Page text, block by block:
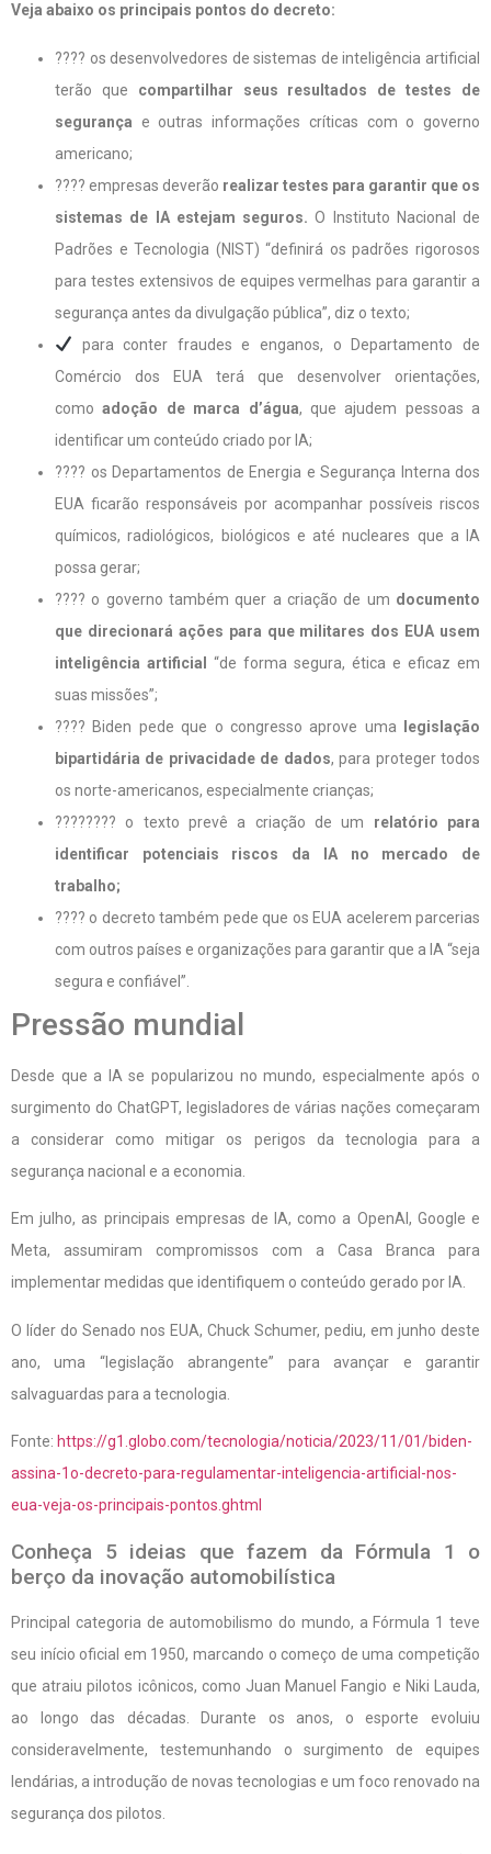
Veja abaixo os principais pontos do decreto:
???? os desenvolvedores de sistemas de inteligência artificial
terão que compartilhar seus resultados de testes de
segurança e outras informações críticas com o governo
americano;
???? empresas deverão realizar testes para garantir que os
sistemas de IA estejam seguros.O Instituto Nacional de
Padrões e Tecnologia (NIST) “definirá os padrões rigorosos
para testes extensivos de equipes vermelhas para garantir a
segurança antes da divulgação pública”, diz o texto;
para conter fraudes e enganos, o Departamento de
Comércio dos EUA terá que desenvolver orientações,
como adoção de marca d’água, que ajudem pessoas a
identificar um conteúdo criado por IA;
???? os Departamentos de Energia e Segurança Interna dos
EUA ficarão responsáveis por acompanhar possíveis riscos
químicos, radiológicos, biológicos e até nucleares que a IA
possa gerar;
???? o governo também quer a criação de um documento
que direcionará ações para que militares dos EUA usem
inteligência artificial
“de forma segura, ética e eficaz em
suas missões”;
???? Biden pede que o congresso aprove uma
legislação
bipartidária de privacidade de dados, para proteger todos
os norte-americanos, especialmente crianças;
????‍???? o texto prevê a criação de um relatório para
identificar potenciais riscos da IA no mercado de
trabalho;
???? o decreto também pede que os EUA acelerem parcerias
com outros países e organizações para garantir que a IA “seja
segura e confiável”.
Pressão mundial
Desde que a IA se popularizou no mundo, especialmente após o
surgimento do ChatGPT, legisladores de várias nações começaram
a considerar como mitigar os perigos da tecnologia para a
segurança nacional e a economia.
Em julho, as principais empresas de IA, como a OpenAI, Google e
Meta, assumiram compromissos com a Casa Branca para
implementar medidas que identifiquem o conteúdo gerado por IA.
O líder do Senado nos EUA, Chuck Schumer, pediu, em junho deste
ano, uma “legislação abrangente” para avançar e garantir
salvaguardas para a tecnologia.
Fonte: https://g1.globo.com/tecnologia/noticia/2023/11/01/biden-
assina-1o-decreto-para-regulamentar-inteligencia-artificial-nos-
eua-veja-os-principais-pontos.ghtml
Conheça 5 ideias que fazem da Fórmula 1 o
berço da inovação automobilística
Principal categoria de automobilismo do mundo, a Fórmula 1 teve
seu início oficial em 1950, marcando o começo de uma competição
que atraiu pilotos icônicos, como Juan Manuel Fangio e Niki Lauda,
ao longo das décadas. Durante os anos, o esporte evoluiu
consideravelmente, testemunhando o surgimento de equipes
lendárias, a introdução de novas tecnologias e um foco renovado na
segurança dos pilotos.